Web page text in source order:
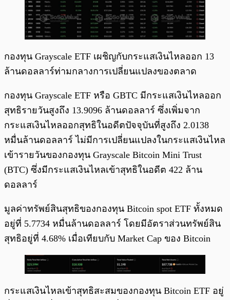
กองทุน Grayscale ETF เผชิญกับกระแสเงินไหลออก 13
ล้านดอลลาร์ท่ามกลางการเปลี่ยนแปลงของตลาด
กองทุน Grayscale ETF หรือ GBTC มีกระแสเงินไหลออก
สุทธิรายวันสูงถึง 13.9096 ล้านดอลลาร์ ซึ่งเพิ่มจาก
กระแสเงินไหลออกสุทธิในอดีตปัจจุบันที่สูงถึง 2.0138
หมื่นล้านดอลลาร์ ไม่มีการเปลี่ยนแปลงในกระแสเงินไหล
เข้ารายวันของกองทุน Grayscale Bitcoin Mini Trust
(BTC) ซึ่งมีกระแสเงินไหลเข้าสุทธิในอดีต 422 ล้าน
ดอลลาร์
มูลค่าทรัพย์สินสุทธิของกองทุน Bitcoin spot ETF ทั้งหมด
อยู่ที่ 5.7734 หมื่นล้านดอลลาร์ โดยมีอัตราส่วนทรัพย์สิน
สุทธิอยู่ที่ 4.68% เมื่อเทียบกับ Market Cap ของ Bitcoin
กระแสเงินไหลเข้าสุทธิสะสมของกองทุน Bitcoin ETF อยู่